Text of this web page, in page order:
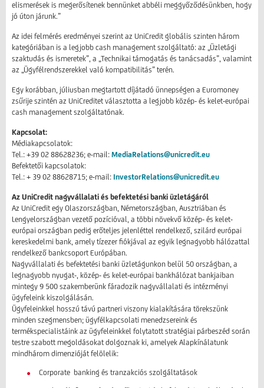
elismerések is megerősítenek bennünket abbéli meggyőződésünkben, hogy
jó úton járunk.”
Az idei felmérés eredményei szerint az UniCredit globális szinten három
kategóriában is a legjobb cash management szolgáltató: az „Üzletági
szaktudás és ismeretek”, a „Technikai támogatás és tanácsadás”, valamint
az „Ügyfélrendszerekkel való kompatibilitás” terén.
Egy korábban, júliusban megtartott díjátadó ünnepségen a Euromoney
zsűrije szintén az UniCreditet választotta a legjobb közép- és kelet-európai
cash management szolgáltatónak.
Kapcsolat:
Médiakapcsolatok:
Tel.: +39 02 88628236; e-mail: MediaRelations@unicredit.eu
Befektetői kapcsolatok:
Tel.: + 39 02 88628715; e-mail: InvestorRelations@unicredit.eu
Az UniCredit nagyvállalati és befektetési banki üzletágáról
Az UniCredit egy Olaszországban, Németországban, Ausztriában és
Lengyelországban vezető pozícióval, a többi növekvő közép- és kelet-
európai országban pedig erőteljes jelenléttel rendelkező, szilárd európai
kereskedelmi bank, amely tízezer fiókjával az egyik legnagyobb hálózattal
rendelkező bankcsoport Európában.
Nagyvállalati és befektetési banki üzletágunkon belül 50 országban, a
legnagyobb nyugat-, közép- és kelet-európai bankhálózat bankjaiban
mintegy 9 500 szakemberünk fáradozik nagyvállalati és intézményi
ügyfeleink kiszolgálásán.
Ügyfeleinkkel hosszú távú partneri viszony kialakítására törekszünk
minden szegmensben; ügyfélkapcsolati menedzsereink és
termékspecialistáink az ügyfeleinkkel folytatott stratégiai párbeszéd során
testre szabott megoldásokat dolgoznak ki, amelyek Alapkínálatunk
mindhárom dimenzióját felölelik:
Corporate banking és tranzakciós szolgáltatások